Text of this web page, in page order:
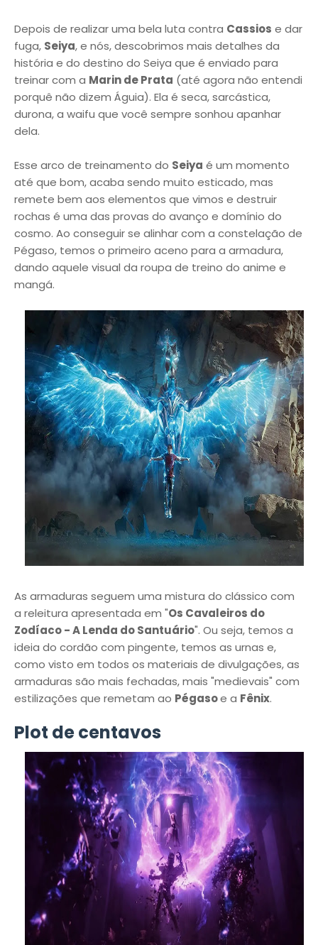
Depois de realizar uma bela luta contra Cassios e dar
fuga, Seiya, e nós, descobrimos mais detalhes da
história e do destino do Seiya que é enviado para
treinar com a Marin de Prata (até agora não entendi
porquê não dizem Águia). Ela é seca, sarcástica,
durona, a waifu que você sempre sonhou apanhar
dela.
Esse arco de treinamento do Seiya é um momento
até que bom, acaba sendo muito esticado, mas
remete bem aos elementos que vimos e destruir
rochas é uma das provas do avanço e domínio do
cosmo. Ao conseguir se alinhar com a constelação de
Pégaso, temos o primeiro aceno para a armadura,
dando aquele visual da roupa de treino do anime e
mangá.
As armaduras seguem uma mistura do clássico com
a releitura apresentada em "Os Cavaleiros do
Zodíaco - A Lenda do Santuário". Ou seja, temos a
ideia do cordão com pingente, temos as urnas e,
como visto em todos os materiais de divulgações, as
armaduras são mais fechadas, mais "medievais" com
estilizações que remetam ao Pégasoe a Fênix.
Plot de centavos